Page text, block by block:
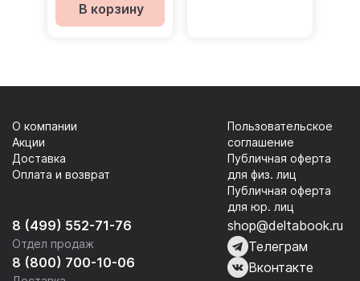
В корзину
8 (499) 552-71-76
Отдел продаж
8 (800) 700-10-06
О компании
Акции
Доставка
Оплата и возврат
Пользовательское
соглашение
Публичная оферта
для физ. лиц
Публичная оферта
для юр. лиц
shop@deltabook.ru
Телеграм
Вконтакте